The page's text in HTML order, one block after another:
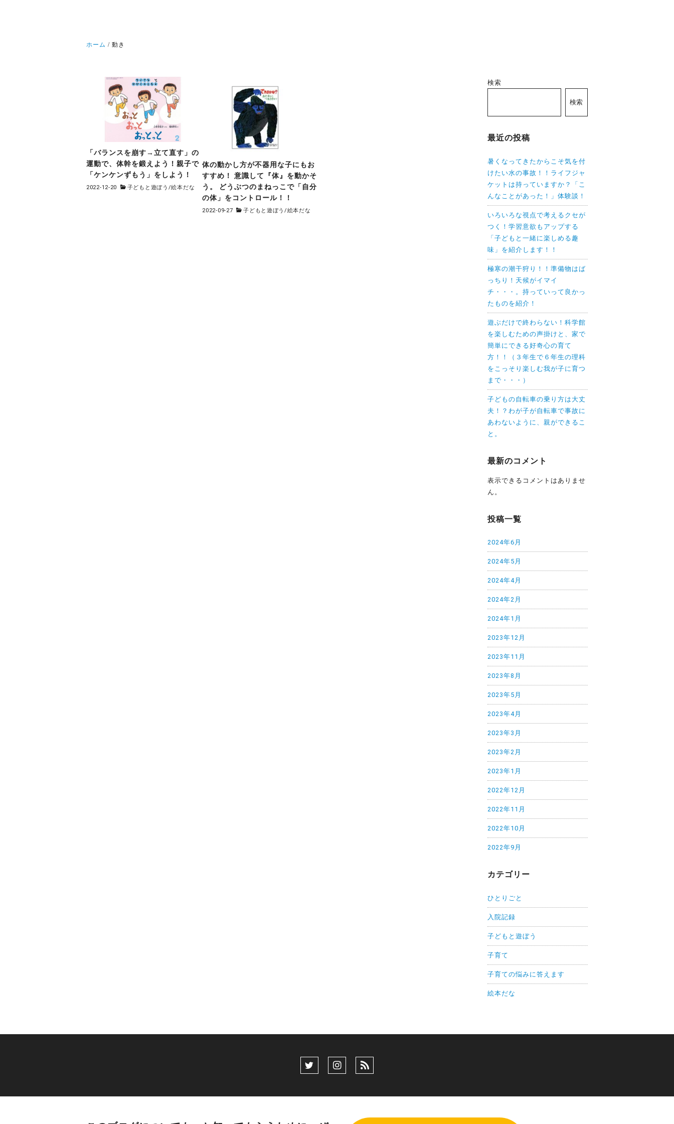
ホーム 動き
「バランスを崩す→立て直す」の
運動で、体幹を鍛えよう！親子で
「ケンケンずもう」をしよう！
2022-12-20 子どもと遊ぼう /絵本だな
体の動かし方が不器用な子にもお
すすめ！ 意識して『体』を動かそ
う。 どうぶつのまねっこで「自分
の体」をコントロール！！
2022-09-27 子どもと遊ぼう/絵本だな
検索
検索
最近の投稿
暑くなってきたからこそ気を付
けたい水の事故！！ライフジャ
ケットは持っていますか？「こ
んなことがあった！」体験談！
いろいろな視点で考えるクセが
つく！学習意欲もアップする
「子どもと一緒に楽しめる趣
味」を紹介します！！
極寒の潮干狩り！！準備物はば
っちり！天候がイマイ
チ・・・。持っていって良かっ
たものを紹介！
遊ぶだけで終わらない！科学館
を楽しむための声掛けと、家で
簡単にできる好奇心の育て
方！！（３年生で６年生の理科
をこっそり楽しむ我が子に育つ
まで・・・）
子どもの自転車の乗り方は大丈
夫！？わが子が自転車で事故に
あわないように、親ができるこ
と。
最新のコメント
表示できるコメントはありませ
ん。
投稿一覧
2024年6月
2024年5月
2024年4月
2024年2月
2024年1月
2023年12月
2023年11月
2023年8月
2023年5月
2023年4月
2023年3月
2023年2月
2023年1月
2022年12月
2022年11月
2022年10月
2022年9月
カテゴリー
ひとりごと
入院記録
子どもと遊ぼう
子育て
子育ての悩みに答えます
絵本だな